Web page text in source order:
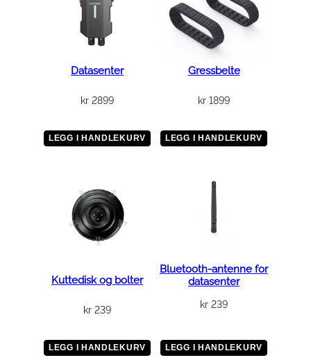
Datasenter
kr 2899
LEGG I HANDLEKURV
Gressbelte
kr 1899
LEGG I HANDLEKURV
Kuttedisk og bolter
kr 239
LEGG I HANDLEKURV
Bluetooth-antenne for
datasenter
kr 239
LEGG I HANDLEKURV